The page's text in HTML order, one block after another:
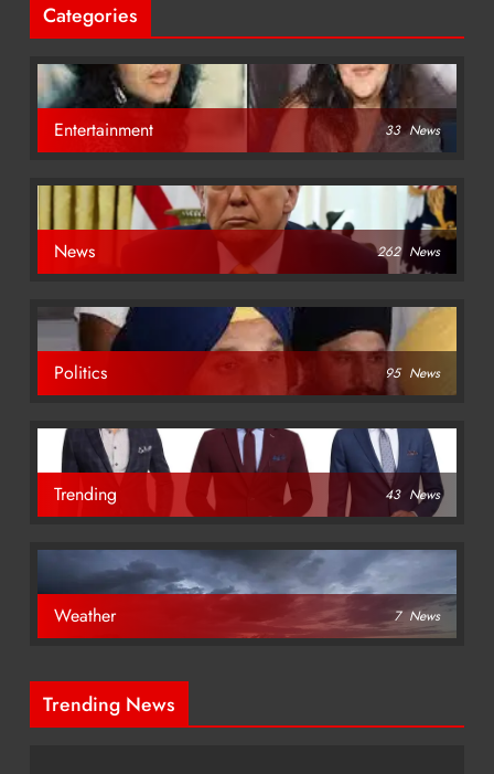
Categories
Entertainment 33 News
News 262 News
Politics 95 News
Trending 43 News
Weather 7 News
Trending News